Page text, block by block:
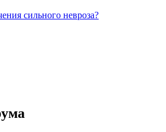
сильного невроза?